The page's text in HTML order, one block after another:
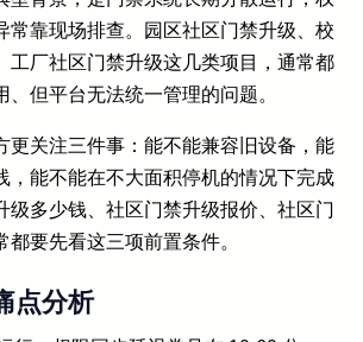
常靠现场排查。园区社区门禁升级、校
工厂社区门禁升级这几类项目，通常都
、但平台无法统一管理的问题。
更关注三件事：能不能兼容旧设备，能
，能不能在不大面积停机的情况下完成
级多少钱、社区门禁升级报价、社区门
都要先看这三项前置条件。
点分析